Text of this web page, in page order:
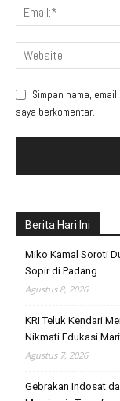
Simpan nama,
saya berkomentar.
Berita Hari Ini
Miko Kamal Soroti
Sopir di Padang
Agustus 8, 2026
KRI Teluk Kendari
Nikmati Edukasi
Agustus 7, 2026
Gebrakan Indosat